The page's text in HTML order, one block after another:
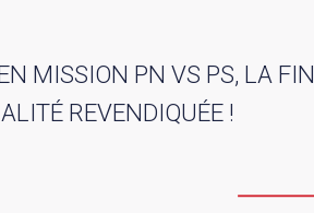
MISSION PN VS PS, LA FIN
REVENDIQUÉE !